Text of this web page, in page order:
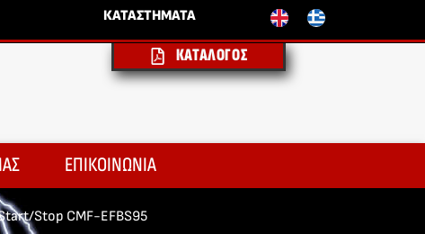
ΚΑΤΑΣΤΗΜΑΤΑ
ΚΑΤΑΛΟΓΟΣ
ΕΠΙΚΟΙΝΩΝΙΑ
Stop CMF-EFBS95